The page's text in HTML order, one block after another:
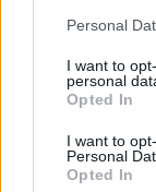
Personal
I want to
personal
Opted In
I want to
Personal
Opted In
Zaradi udara
tudi
srečo nastala